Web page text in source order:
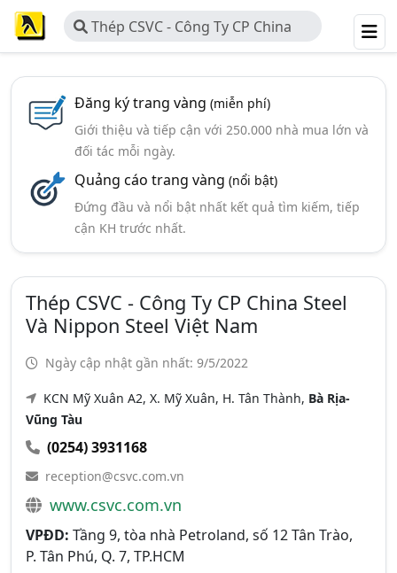
Thép CSVC - Công Ty CP China
Steel Và Nippon Steel Việt Nam
Đăng ký trang vàng (miễn phí)
Giới thiệu và tiếp cận với 250.000 nhà mua lớn và
đối tác mỗi ngày.
Quảng cáo trang vàng (nổi bật)
Đứng đầu và nổi bật nhất kết quả tìm kiếm, tiếp
cận KH trước nhất.
Thép CSVC - Công Ty CP China Steel
Và Nippon Steel Việt Nam
Ngày cập nhật gần nhất: 9/5/2022
KCN Mỹ Xuân A2, X. Mỹ Xuân, H. Tân Thành, Bà Rịa-
Vũng Tàu
(0254) 3931168
reception@csvc.com.vn
www.csvc.com.vn
VPĐD: Tầng 9, tòa nhà Petroland, số 12 Tân Trào,
P. Tân Phú, Q. 7, TP.HCM